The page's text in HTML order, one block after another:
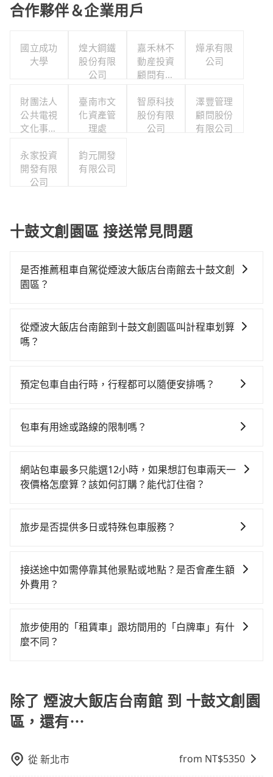
合作夥伴＆企業用戶
國立成功
大學
煌大鋼鐵
股份有限
公司
嘉禾林不
動産投資
顧問有限
燁承有限
公司
財團法人
公共電視
文化事業
臺南市文
化資產管
理處
智原科技
股份有限
公司
澤豐管理
顧問股份
有限公司
永家投資
開發有限
公司
鈞元開發
有限公司
十鼓文創園區 接送常見問題
是否推薦租車自駕從煙波大飯店台南館去十鼓文創
園區？
對的時間彈性，最重要的是你當天就要來回，那在台南
路邊可隨租隨借的iRent應該是你最便宜選擇。註冊完
園區的花費預估為$350~750（金額差異來自於平假日、
能的罰單都需自付。再者，和運的iRent只提供最基本的
或九人座可供選擇，而且無人租車最令人詬病的就是車
況，打開車門才發現仍有上一組乘客遺留的垃圾或者撞
用戶卻遲遲尚未歸還，又或者要還車時卻偏偏找不到停
使用時還是有其區域的限制，實際可停靠的地點與你的
上下車地點仍有段距離，在遇到下雨天或者載行李時，
從煙波大飯店台南館到十鼓文創園區叫計程車划算
嗎？
灣大車隊、Uber、Line Taxi、Yoxi等，如果在路邊攔不
價格約為175~210元間。不過台南市僅有合法計程車約
有些計程車司機不按錶計費，約有17%會採現場議價，
建議最好先上網預約，以免當場被坑受騙。雖然煙波大
險，如你們人數在五人以上，分坐兩台計程車就不太方
預定包車自由行時，行程都可以隨便安排嗎？
沒有到達海拔1500公里以上的山區，行程都是可以依照
包車有用途或路線的限制嗎？
灣任何地方，只要是長途交通且途中遵守台灣法律，無
論是清明掃墓、包車旅遊、參加喜宴/喪禮、就醫回診、
上下班，或者任何跨縣市接送的需求，tripool都能滿足
車後一週內寄出電子收據。
網站包車最多只能選12小時，如果想訂包車兩天一
夜價格怎麼算？該如何訂購？能代訂住宿？
需要連續兩天的包車服務，可以在官網上分開預定兩天
旅步是否提供多日或特殊包車服務？
專人回覆您。
接送途中如需停靠其他景點或地點？是否會產生額
外費用？
靠，您可以參考我們的「加點服務」，每個點距離在 5
公里內，需額外支付 200 元，且每個點最多停留 5 分
旅步使用的「租賃車」跟坊間用的「白牌車」有什
麼不同？
為旅步貴賓服務用車。與一些私家車充當營業用車違法
接載的「白牌車」不同。旅步所使用的車輛合法且符合
相關法規。
除了 煙波大飯店台南館 到 十鼓文創園
區，還有⋯
從新北市 from NT$5350